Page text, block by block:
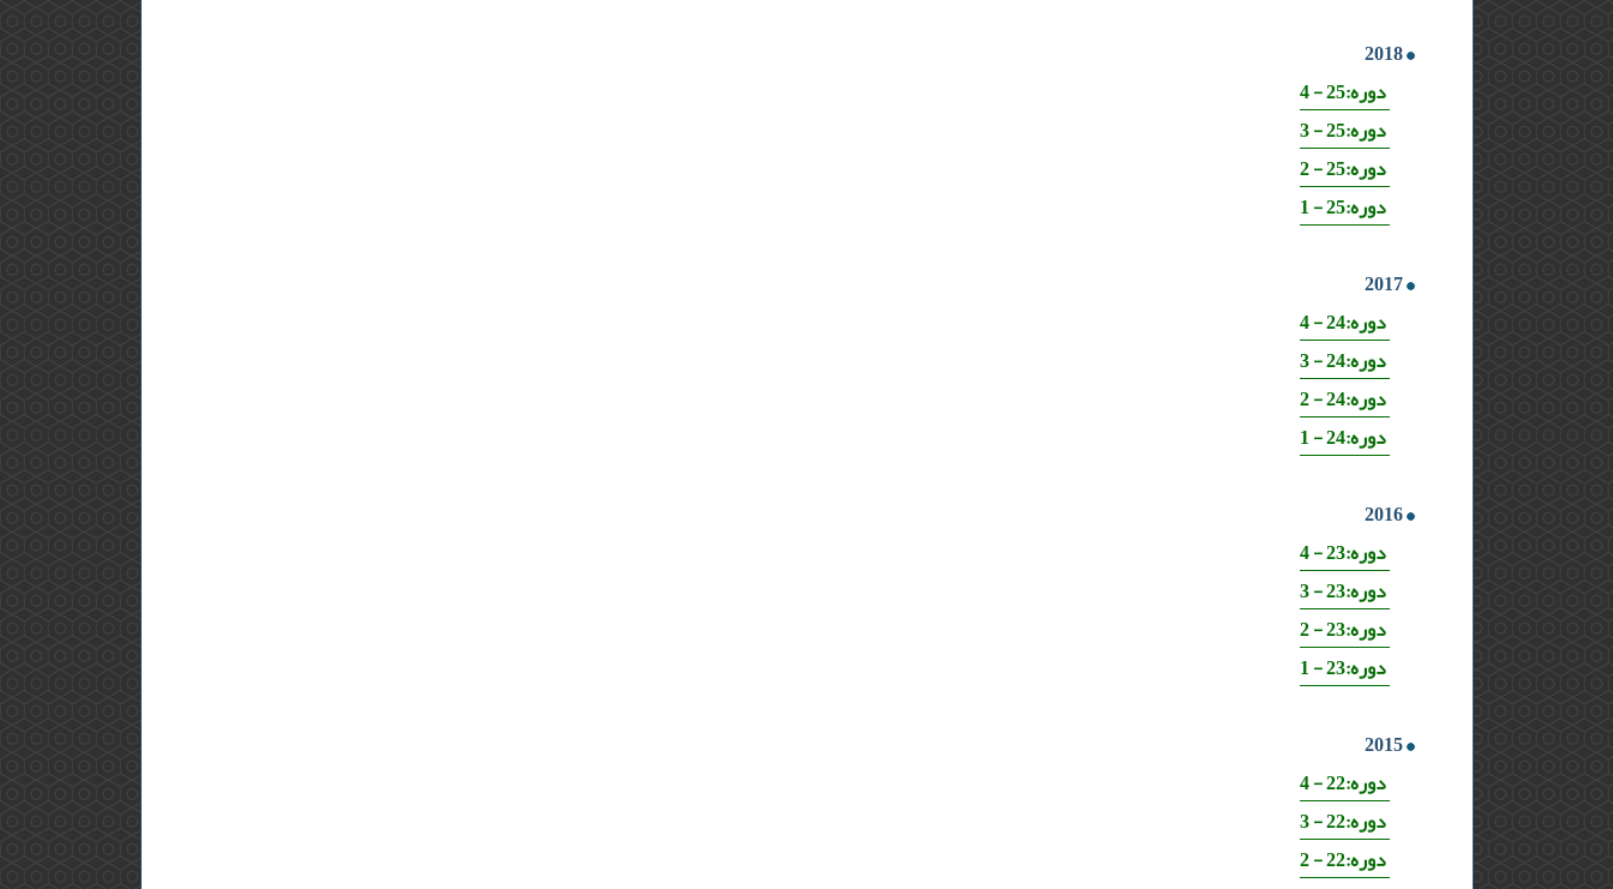
2018
دوره:25 - 4
دوره:25 - 3
دوره:25 - 2
دوره:25 - 1
2017
دوره:24 - 4
دوره:24 - 3
دوره:24 - 2
دوره:24 - 1
2016
دوره:23 - 4
دوره:23 - 3
دوره:23 - 2
دوره:23 - 1
2015
دوره:22 - 4
دوره:22 - 3
دوره:22 - 2